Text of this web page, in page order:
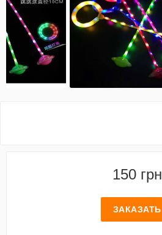
150 грн
ЗАКАЗАТЬ